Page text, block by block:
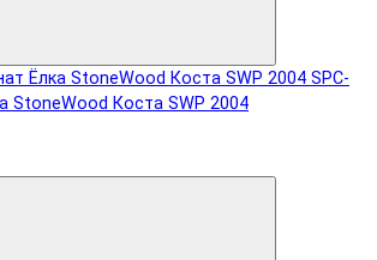
SPC-
StoneWood Коста SWP 2004